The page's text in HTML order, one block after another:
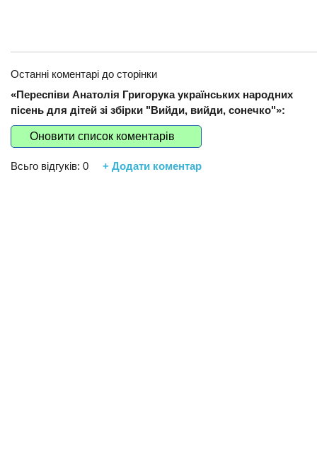
Останні коментарі до сторінки
«Переспіви Анатолія Григорука українських народних
пісень для дітей зі збірки "Вийди, вийди, сонечко"»:
Оновити список коментарів
Всьго відгуків: 0 + Додати коментар